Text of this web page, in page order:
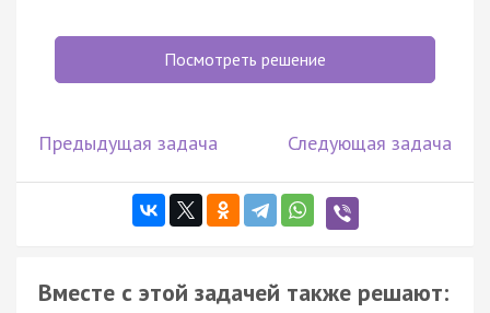
Посмотреть решение
Предыдущая задача Следующая задача
Вместе с этой задачей также решают: